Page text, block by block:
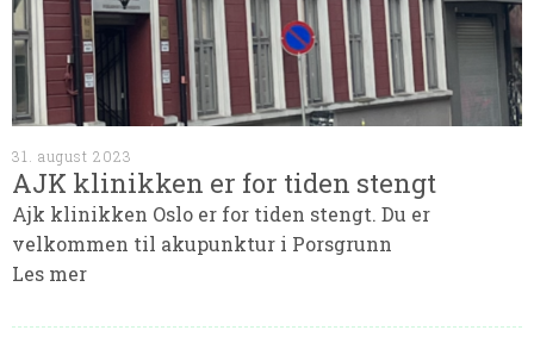
31. august 2023
AJK klinikken er for tiden stengt
Ajk klinikken Oslo er for tiden stengt. Du er
velkommen til akupunktur i Porsgrunn
Les mer